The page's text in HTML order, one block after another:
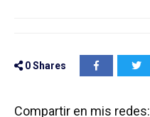
0Shares
Compartir en mis redes: